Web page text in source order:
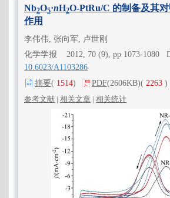
Nb2O5·nH2O-PtRu/C 的制备及其
作用
李伟伟, 张向军, 卢世刚
化学学报 2012, 70 (9), pp 1073-1080
10.6023/A1103286
摘要( 1514) PDF(2606KB)( 2263 )
参考文献 | 相关文章 | 相关统计